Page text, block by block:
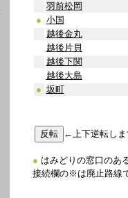
羽前松岡
● 小国
越後金丸
越後片貝
越後下関
越後大島
● 坂町
←上下逆転しま
● はみどりの窓口のあ
接続欄の※は廃止路線で